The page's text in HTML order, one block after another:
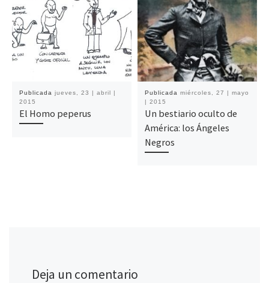
Publicada jueves, 23 | abril |
2015
El Homo peperus
Publicada miércoles, 27 | mayo
| 2015
Un bestiario oculto de
América: los Ángeles
Negros
Deja un comentario